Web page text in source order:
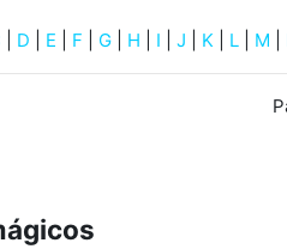
D E F G H I J K L M